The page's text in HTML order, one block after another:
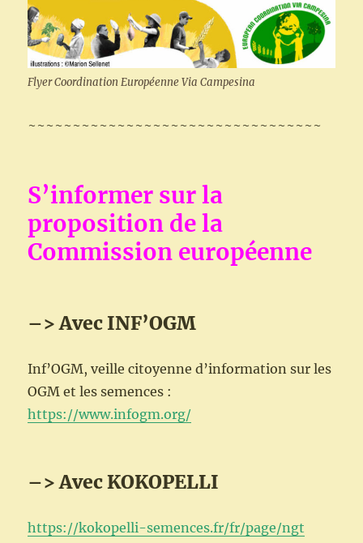
Flyer Coordination Européenne Via Campesina
~~~~~~~~~~~~~~~~~~~~~~~~~~~~~~~~~
S’informer sur la
proposition de la
Commission européenne
–> Avec INF’OGM
Inf’OGM, veille citoyenne d’information sur les
OGM et les semences :
https://www.infogm.org/
–> Avec KOKOPELLI
https://kokopelli-semences.fr/fr/page/ngt